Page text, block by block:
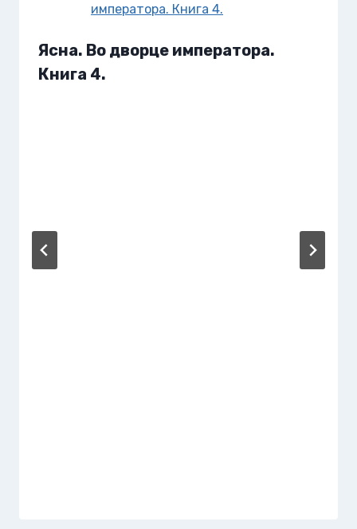
Ясна. Во дворце императора.
Книга 4.